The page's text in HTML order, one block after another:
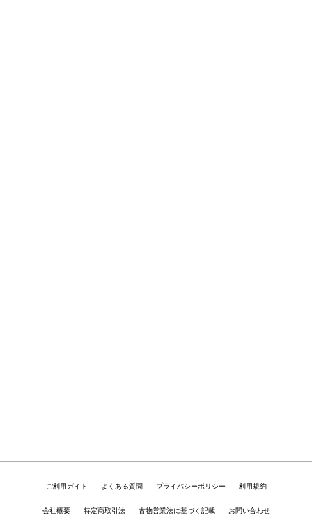
ご利用ガイド よくある質問 プライバシーポリシー 利用規約
会社概要 特定商取引法 古物営業法に基づく記載 お問い合わせ